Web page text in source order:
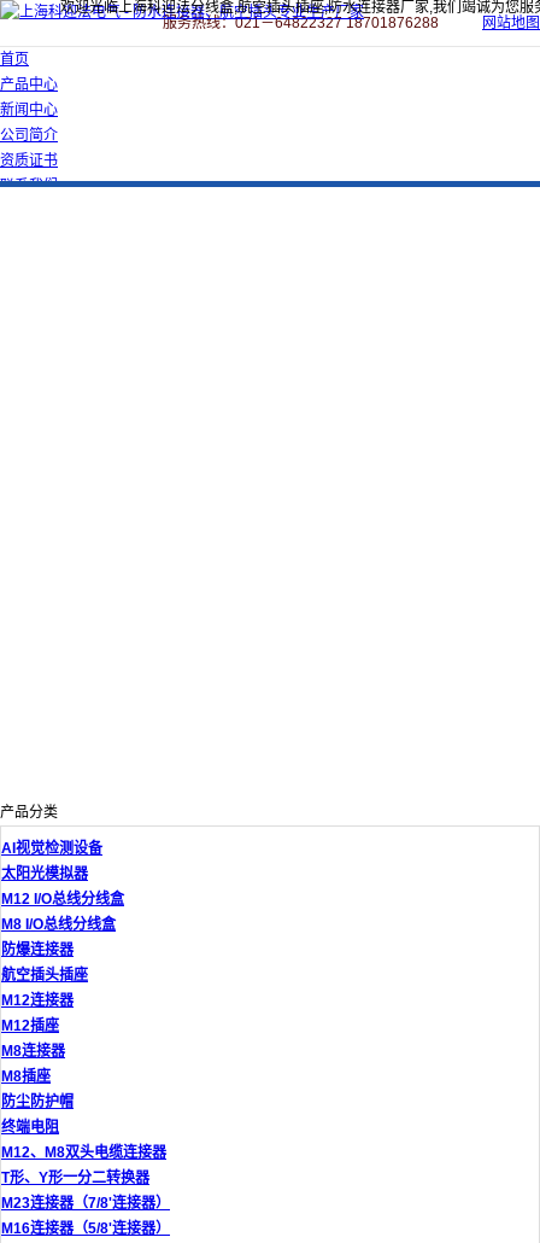
欢迎光临上海科迎法分线盒,航空插头插座,防水连接器厂家,我们竭诚为您服
服务热线：021－64822327 18701876288
网站地图
首页
产品中心
新闻中心
公司简介
资质证书
联系我们
产品分类
AI视觉检测设备
太阳光模拟器
M12 I/O总线分线盒
M8 I/O总线分线盒
防爆连接器
航空插头插座
M12连接器
M12插座
M8连接器
M8插座
防尘防护帽
终端电阻
M12、M8双头电缆连接器
T形、Y形一分二转换器
M23连接器（7/8'连接器）
M16连接器（5/8'连接器）